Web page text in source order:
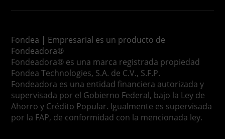
Fondea | Empresarial es un producto de
Fondeadora®
Fondeadora® es una marca registrada propiedad
Fondea Technologies, S.A. de C.V., S.F.P.
Fondeadora es una entidad financiera autorizada y
supervisada por el Gobierno Federal, bajo la Ley de
Ahorro y Crédito Popular. Igualmente es supervisada
por la FAP, de conformidad con la mencionada ley.